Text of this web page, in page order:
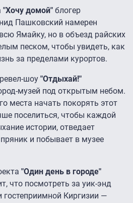
"Хочу домой" блогер
Пашковский намерен
Ямайку, но в объезд райских
песком, чтобы увидеть, как
за пределами курортов.
шоу "Отдыхай!"
музей под открытым небом.
места начать покорять этот
поселиться, чтобы каждой
истории, отведает
и побывает в музее
"Один день в городе"
что посмотреть за уик-энд
гостеприимной Киргизии —